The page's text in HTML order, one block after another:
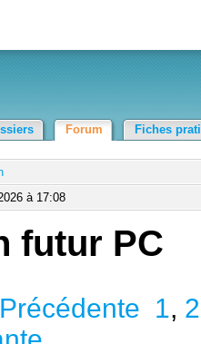
Forum Fiches
à 17:08
futur PC
Précédente 1, 2